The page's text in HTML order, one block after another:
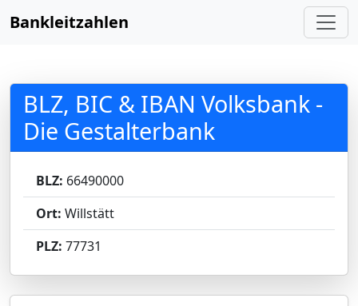
Bankleitzahlen
BLZ, BIC & IBAN Volksbank -
Die Gestalterbank
BLZ: 66490000
Ort: Willstätt
PLZ: 77731